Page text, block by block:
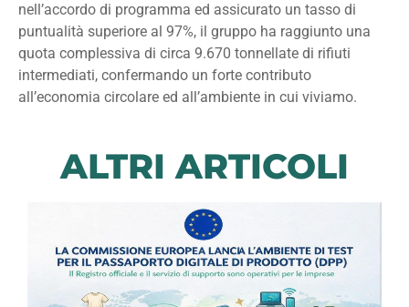
nell’accordo di programma ed assicurato un tasso di
puntualità superiore al 97%, il gruppo ha raggiunto una
quota complessiva di circa 9.670 tonnellate di rifiuti
intermediati, confermando un forte contributo
all’economia circolare ed all’ambiente in cui viviamo.
ALTRI ARTICOLI